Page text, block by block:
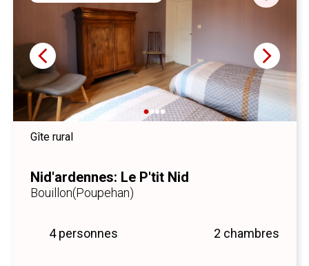
Gîte rural
Nid'ardennes: Le P'tit Nid
Bouillon(Poupehan)
4 personnes 2 chambres